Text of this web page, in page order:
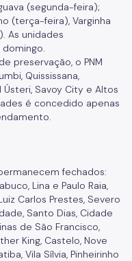
(segunda-feira);
(terça-feira), Varginha
As unidades
preservação, o PNM
Quississana,
Savoy City e Altos
é concedido apenas
fechados:
Lina e Paulo Raia,
Carlos Prestes, Severo
Santo Dias, Cidade
de São Francisco,
King, Castelo, Nove
Vila Sílvia, Pinheirinho